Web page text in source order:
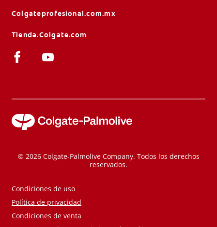
Colgateprofesional.com.mx
Tienda.Colgate.com
© 2026 Colgate-Palmolive Company. Todos los derechos
reservados.
Condiciones de uso
Política de privacidad
Condiciones de venta